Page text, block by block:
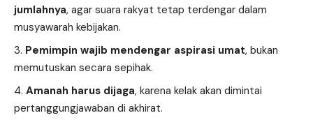
jumlahnya, agar suara rakyat tetap terdengar dalam
musyawarah kebijakan.
Pemimpin wajib mendengar aspirasi umat, bukan
memutuskan secara sepihak.
Amanah harus dijaga, karena kelak akan dimintai
pertanggungjawaban di akhirat.